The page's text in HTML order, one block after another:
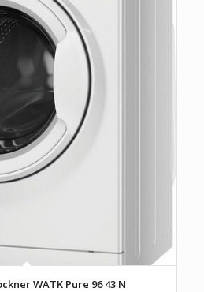
WATK Pure 96 43 N